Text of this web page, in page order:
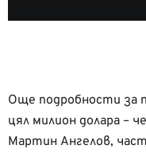
Още подробности за
цял милион долара –
Мартин Ангелов,